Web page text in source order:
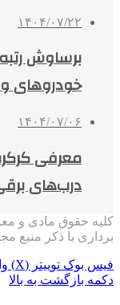
۱۴۰۴/۰۷/۲۲
برساوش
خودروهای
۱۴۰۴/۰۷/۰۶
درب‌های
کلیه حقوق مادی و
برداری با ذکر منبع
فیس بوک توییتر (X)
دکمه بازگشت به بالا